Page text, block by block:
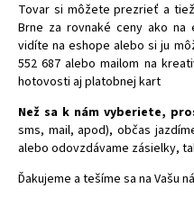
Tovar si môžete prezrieť a
Brne za rovnaké ceny ako na
vidíte na eshope alebo si ju
552 687 alebo mailom na
hotovosti aj platobnej kart
Než sa k nám vyberiete,
sms, mail, apod), občas
alebo odovzdávame zásielky,
Ďakujeme a tešíme sa na Vašu